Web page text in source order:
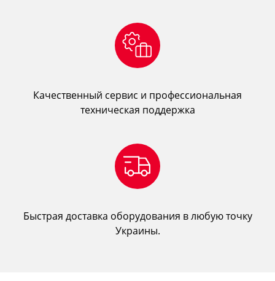
Качественный сервис и профессиональная
техническая поддержка
Быстрая доставка оборудования в любую точку
Украины.